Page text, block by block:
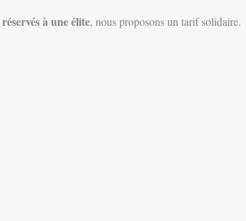
à une élite, nous proposons un tarif solidaire.